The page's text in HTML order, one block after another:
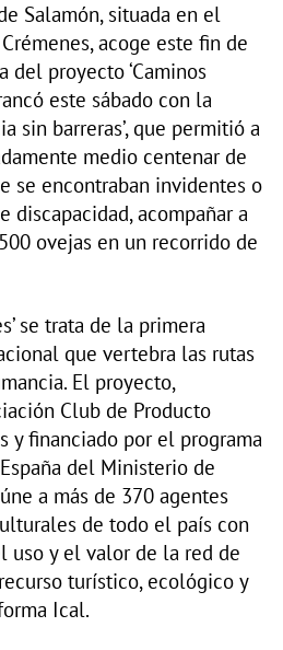
Salamón, situada en el
acoge este fin de
del proyecto ‘Caminos
este sábado con la
sin barreras’, que permitió a
medio centenar de
se encontraban invidentes o
discapacidad, acompañar a
ovejas en un recorrido de
se trata de la primera
que vertebra las rutas
El proyecto,
Club de Producto
y financiado por el programa
del Ministerio de
a más de 370 agentes
de todo el país con
uso y el valor de la red de
turístico, ecológico y
Ical.